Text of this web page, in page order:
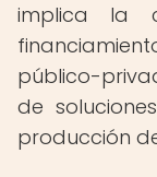
implica la
público-
de
producción